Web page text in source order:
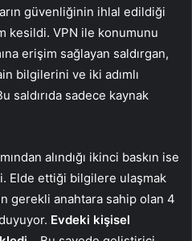
güvenliğinin ihlal edildiği
kesildi. VPN ile konumunu
erişim sağlayan saldırgan,
bilgilerini ve iki adımlı
saldırıda sadece kaynak
alındığı ikinci baskın ise
Elde ettiği bilgilere ulaşmak
gerekli anahtara sahip olan 4
Evdeki kişisel